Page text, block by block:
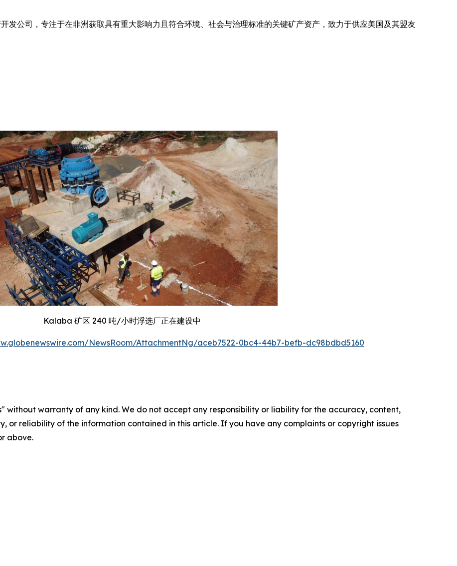
发公司，专注于在非洲获取具有重大影响力且符合环境、社会与治理标准的关键矿产资产，致力于供应美国及其盟友
Kalaba 矿区 240 吨/小时浮选厂正在建设中
NewsRoom/AttachmentNg/aceb7522-0bc4-44b7-befb-dc98bdbd5160
without warranty of any kind. We do not accept any responsibility or liability for the accuracy, content,
or reliability of the information contained in this article. If you have any complaints or copyright issues
above.